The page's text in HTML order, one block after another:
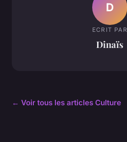
D
ECRIT PAR
Dinaïs
← Voir tous les articles Culture